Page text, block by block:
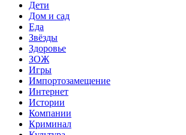
Дети
Дом и сад
Еда
Звёзды
Здоровье
ЗОЖ
Игры
Импортозамещение
Интернет
Истории
Компании
Криминал